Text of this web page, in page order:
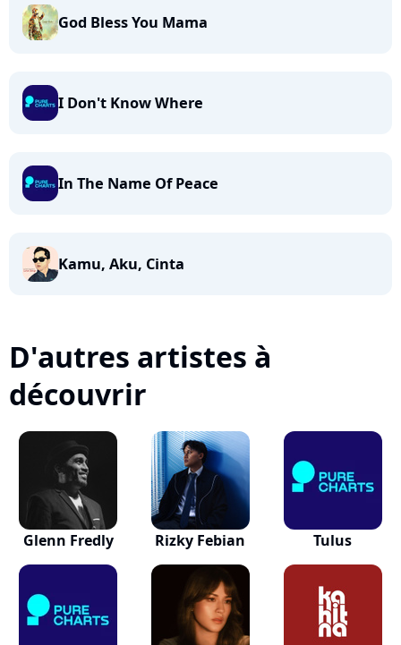
God Bless You Mama
I Don't Know Where
In The Name Of Peace
Kamu, Aku, Cinta
D'autres artistes à
découvrir
Glenn Fredly Rizky Febian Tulus